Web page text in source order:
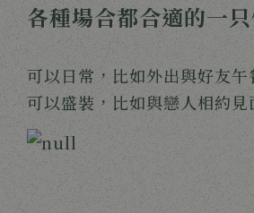
各種場合都合適的一
可以日常，比如外出與好友
可以盛裝，比如與戀人相約